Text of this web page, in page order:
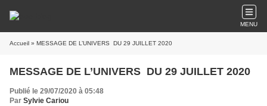
MENU
Accueil » MESSAGE DE L’UNIVERS DU 29 JUILLET 2020
MESSAGE DE L’UNIVERS DU 29 JUILLET 2020
Publié le 29/07/2020 à 05:48
Par Sylvie Cariou